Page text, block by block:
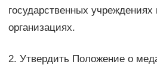
государственных
организациях.
2. Утвердить Положение о